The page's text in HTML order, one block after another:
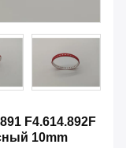
F4.614.892F
10mm